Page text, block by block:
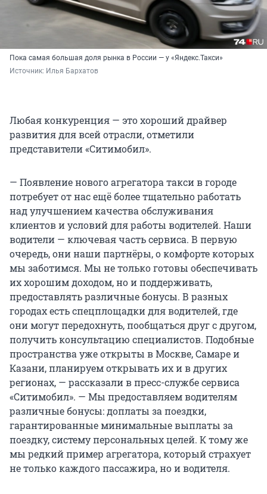
Пока самая большая доля рынка в России — у «Яндекс.Такси»
Источник: Илья Бархатов
Любая конкуренция — это хороший драйвер
развития для всей отрасли, отметили
представители «Ситимобил».
— Появление нового агрегатора такси в городе
потребует от нас ещё более тщательно работать
над улучшением качества обслуживания
клиентов и условий для работы водителей. Наши
водители — ключевая часть сервиса. В первую
очередь, они наши партнёры, о комфорте которых
мы заботимся. Мы не только готовы обеспечивать
их хорошим доходом, но и поддерживать,
предоставлять различные бонусы. В разных
городах есть спецплощадки для водителей, где
они могут передохнуть, пообщаться друг с другом,
получить консультацию специалистов. Подобные
пространства уже открыты в Москве, Самаре и
Казани, планируем открывать их и в других
регионах, — рассказали в пресс-службе сервиса
«Ситимобил». — Мы предоставляем водителям
различные бонусы: доплаты за поездки,
гарантированные минимальные выплаты за
поездку, систему персональных целей. К тому же
мы редкий пример агрегатора, который страхует
не только каждого пассажира, но и водителя.